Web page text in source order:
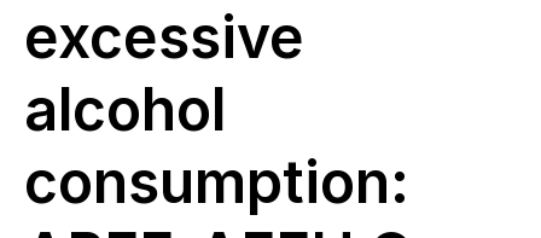
excessive
alcohol
consumption: